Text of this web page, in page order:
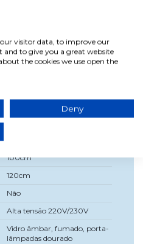
e garantia de qualidade.
Combinadas
o teu pedido agora e
uma iluminação cativante
produto
100cm
120cm
Não
Alta tensão 220V/230V
Vidro âmbar, fumado, porta-
lâmpadas dourado
visitor data, to improve our
and to give you a great website
the cookies we use open the
Deny